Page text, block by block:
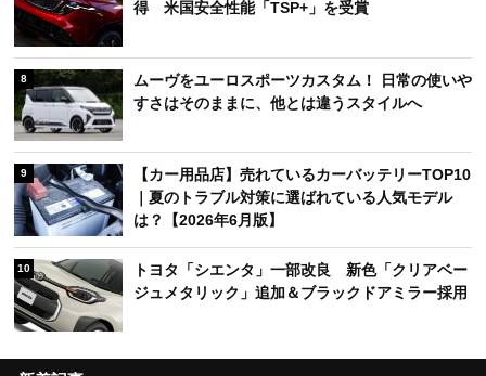
得 米国安全性能「TSP+」を受賞
8
ムーヴをユーロスポーツカスタム！ 日常の使いや
すさはそのままに、他とは違うスタイルへ
9
【カー用品店】売れているカーバッテリーTOP10
｜夏のトラブル対策に選ばれている人気モデル
は？【2026年6月版】
10
トヨタ「シエンタ」一部改良 新色「クリアベー
ジュメタリック」追加＆ブラックドアミラー採用